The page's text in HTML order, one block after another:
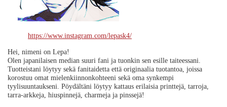
https://www.instagram.com/lepask4/
Hei, nimeni on Lepa!
Olen japanilaisen median suuri fani ja tuonkin sen esille taiteessani.
Tuotteistani löytyy sekä fanitaidetta että originaalia tuotantoa, joissa
korostuu omat mielenkiinnonkohteeni sekä oma synkempi
tyylisuuntaukseni. Pöydältäni löytyy kattaus erilaisia printtejä, tarroja,
tarra-arkkeja, hiuspinnejä, charmeja ja pinssejä!